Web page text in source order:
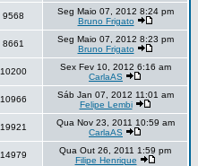
9568
Seg Maio 07, 2012 8:24 pm
Bruno Frigato
8661
Seg Maio 07, 2012 8:23 pm
Bruno Frigato
10200
Sex Fev 10, 2012 6:16 am
CarlaAS
10966
Sáb Jan 07, 2012 11:01 am
Felipe Lembi
19921
Qua Nov 23, 2011 10:59 am
CarlaAS
14979
Qua Out 26, 2011 1:59 pm
Filipe Henrique